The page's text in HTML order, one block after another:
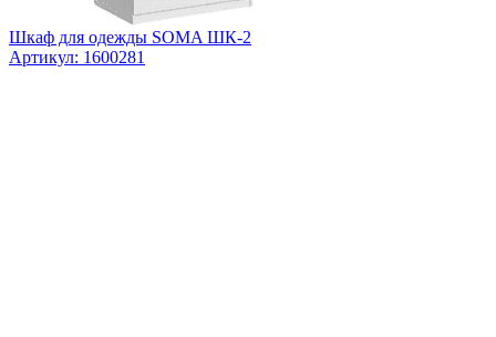
Шкаф для одежды SOMA ШК-2
Артикул: 1600281